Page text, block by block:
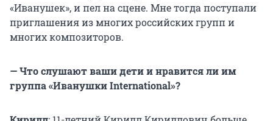
«Иванушек», и пел на сцене. Мне тогда поступали
приглашения из многих российских групп и
многих композиторов.
— Что слушают ваши дети и нравится ли им
группа «Иванушки International»?